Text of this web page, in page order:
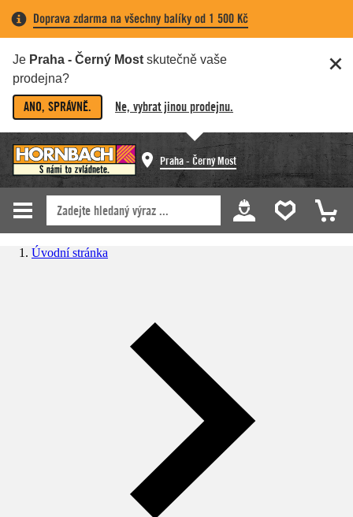
Doprava zdarma na všechny balíky od 1 500 Kč
Je Praha - Černý Most skutečně vaše
prodejna?
ANO, SPRÁVNĚ. Ne, vybrat jinou prodejnu.
Praha - Černý Most
Úvodní stránka